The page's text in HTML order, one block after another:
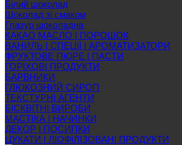
Білий шоколад
Шоколад зі смаком
Глазур шоколадна
КАКАО МАСЛО | ПОРОШОК
ВАНИЛЬ | СПЕЦІЇ | АРОМАТИЗАТОРИ
ФРУКТОВЕ ПЮРЕ | ПАСТИ
ГОРІХОВІ ПРОДУКТИ
БАРВНИКИ
ГЛЮКОЗНИЙ СИРОП
ТЕКСТУРНІ АГЕНТИ
БІСКВІТНІ ВИРОБИ
МАСТІКА | НАЧИНКИ
ДЕКОР | ПОСИПКИ
ЦУКАТИ | ЛІОФІЛІЗОВАНІ ПРОДУКТИ